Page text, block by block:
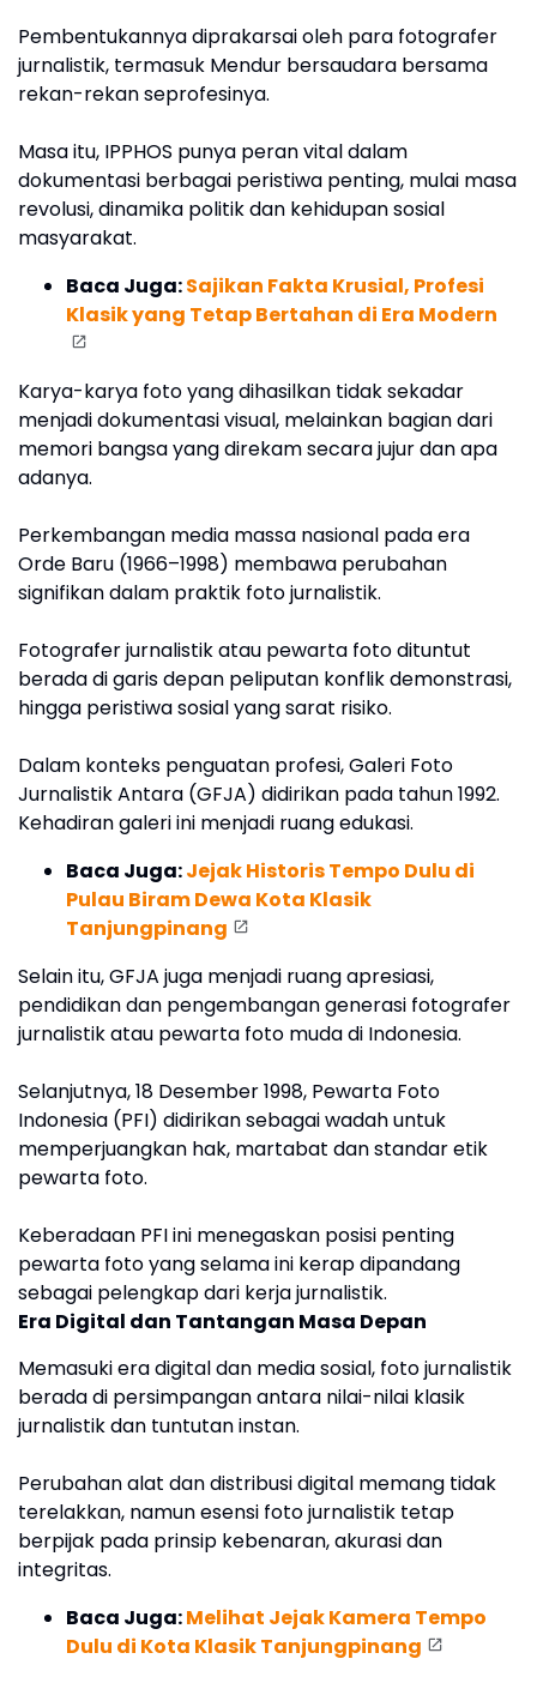
Pembentukannya diprakarsai oleh para fotografer
jurnalistik, termasuk Mendur bersaudara bersama
rekan-rekan seprofesinya.
Masa itu, IPPHOS punya peran vital dalam
dokumentasi berbagai peristiwa penting, mulai masa
revolusi, dinamika politik dan kehidupan sosial
masyarakat.
Baca Juga:Sajikan Fakta Krusial, Profesi
Klasik yang Tetap Bertahan di Era Modern
Karya-karya foto yang dihasilkan tidak sekadar
menjadi dokumentasi visual, melainkan bagian dari
memori bangsa yang direkam secara jujur dan apa
adanya.
Perkembangan media massa nasional pada era
Orde Baru (1966–1998) membawa perubahan
signifikan dalam praktik foto jurnalistik.
Fotografer jurnalistik atau pewarta foto dituntut
berada di garis depan peliputan konflik demonstrasi,
hingga peristiwa sosial yang sarat risiko.
Dalam konteks penguatan profesi, Galeri Foto
Jurnalistik Antara (GFJA) didirikan pada tahun 1992.
Kehadiran galeri ini menjadi ruang edukasi.
Baca Juga:Jejak Historis Tempo Dulu di
Pulau Biram Dewa Kota Klasik
Tanjungpinang
Selain itu, GFJA juga menjadi ruang apresiasi,
pendidikan dan pengembangan generasi fotografer
jurnalistik atau pewarta foto muda di Indonesia.
Selanjutnya, 18 Desember 1998, Pewarta Foto
Indonesia (PFI) didirikan sebagai wadah untuk
memperjuangkan hak, martabat dan standar etik
pewarta foto.
Keberadaan PFI ini menegaskan posisi penting
pewarta foto yang selama ini kerap dipandang
sebagai pelengkap dari kerja jurnalistik.
Era Digital dan Tantangan Masa Depan
Memasuki era digital dan media sosial, foto jurnalistik
berada di persimpangan antara nilai-nilai klasik
jurnalistik dan tuntutan instan.
Perubahan alat dan distribusi digital memang tidak
terelakkan, namun esensi foto jurnalistik tetap
berpijak pada prinsip kebenaran, akurasi dan
integritas.
Baca Juga:Melihat Jejak Kamera Tempo
Dulu di Kota Klasik Tanjungpinang